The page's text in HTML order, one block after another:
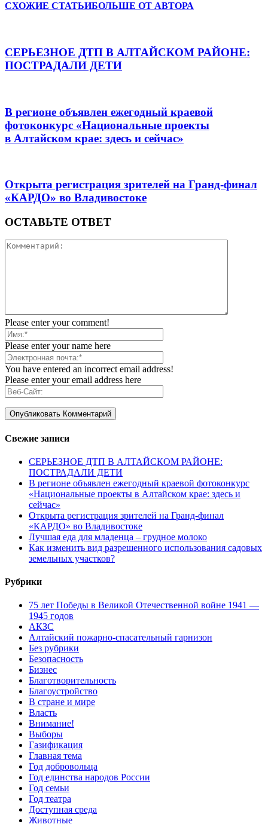
СХОЖИЕ СТАТЬИБОЛЬШЕ ОТ АВТОРА
СЕРЬЕЗНОЕ ДТП В АЛТАЙСКОМ РАЙОНЕ:
ПОСТРАДАЛИ ДЕТИ
В регионе объявлен ежегодный краевой
фотоконкурс «Национальные проекты
в Алтайском крае: здесь и сейчас»
Открыта регистрация зрителей на Гранд-финал
«КАРДО» во Владивостоке
ОСТАВЬТЕ ОТВЕТ
Please enter your comment!
Please enter your name here
You have entered an incorrect email address!
Please enter your email address here
Свежие записи
СЕРЬЕЗНОЕ ДТП В АЛТАЙСКОМ РАЙОНЕ:
ПОСТРАДАЛИ ДЕТИ
В регионе объявлен ежегодный краевой фотоконкурс
«Национальные проекты в Алтайском крае: здесь и
сейчас»
Открыта регистрация зрителей на Гранд-финал
«КАРДО» во Владивостоке
Лучшая еда для младенца – грудное молоко
Как изменить вид разрешенного использования садовых
земельных участков?
Рубрики
75 лет Победы в Великой Отечественной войне 1941 —
1945 годов
АКЗС
Алтайский пожарно-спасательный гарнизон
Без рубрики
Безопасность
Бизнес
Благотворительность
Благоустройство
В стране и мире
Власть
Внимание!
Выборы
Газификация
Главная тема
Год добровольца
Год единства народов России
Год семьи
Год театра
Доступная среда
Животные